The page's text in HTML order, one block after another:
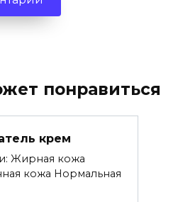
понравиться
крем
Жирная кожа
кожа Нормальная